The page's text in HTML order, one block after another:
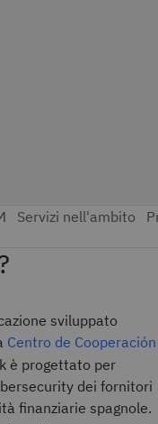
sviluppato
Centro de Cooperación
è progettato per
dei fornitori
finanziarie spagnole.